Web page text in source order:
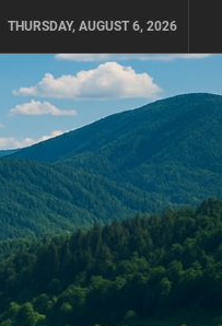
THURSDAY, AUGUST 6, 2026